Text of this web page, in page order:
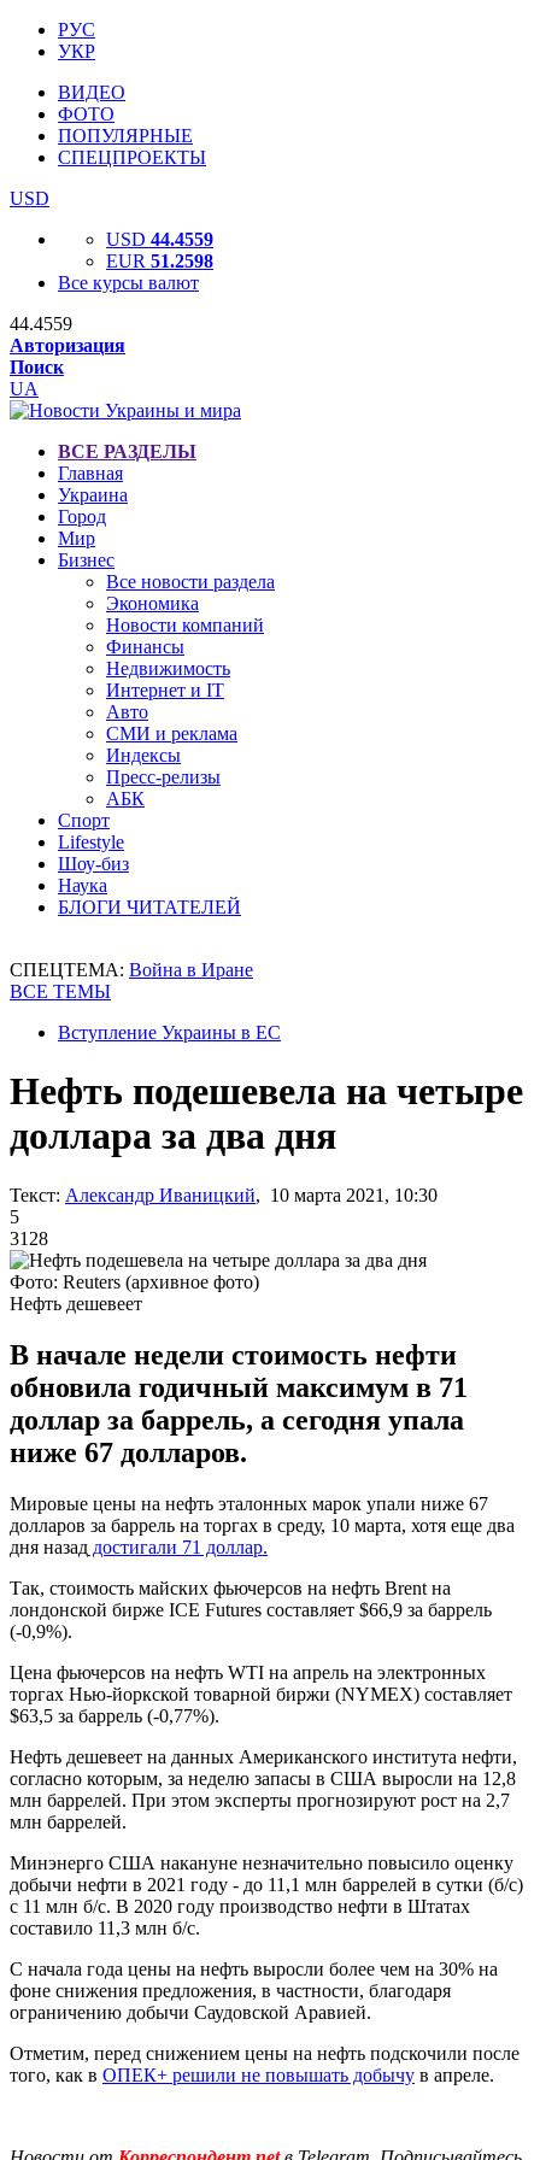
РУС
УКР
ВИДЕО
ФОТО
ПОПУЛЯРНЫЕ
СПЕЦПРОЕКТЫ
USD
USD 44.4559
EUR 51.2598
Все курсы валют
44.4559
Авторизация
Поиск
UA
ВСЕ РАЗДЕЛЫ
Главная
Украина
Город
Мир
Бизнес
Все новости раздела
Экономика
Новости компаний
Финансы
Недвижимость
Интернет и IT
Авто
СМИ и реклама
Индексы
Пресс-релизы
АБК
Спорт
Lifestyle
Шоу-биз
Наука
БЛОГИ ЧИТАТЕЛЕЙ
СПЕЦТЕМА: Война в Иране
ВСЕ ТЕМЫ
Вступление Украины в ЕС
Нефть подешевела на четыре
доллара за два дня
Текст: Александр Иваницкий, 10 марта 2021, 10:30
5
3128
Фото: Reuters (архивное фото)
Нефть дешевеет
В начале недели стоимость нефти
обновила годичный максимум в 71
доллар за баррель, а сегодня упала
ниже 67 долларов.
Мировые цены на нефть эталонных марок упали ниже 67
долларов за баррель на торгах в среду, 10 марта, хотя еще два
дня назад достигали 71 доллар.
Так, стоимость майских фьючерсов на нефть Brent на
лондонской бирже ICE Futures составляет $66,9 за баррель
(-0,9%).
Цена фьючерсов на нефть WTI на апрель на электронных
торгах Нью-йоркской товарной биржи (NYMEX) составляет
$63,5 за баррель (-0,77%).
Нефть дешевеет на данных Американского института нефти,
согласно которым, за неделю запасы в США выросли на 12,8
млн баррелей. При этом эксперты прогнозируют рост на 2,7
млн баррелей.
Минэнерго США накануне незначительно повысило оценку
добычи нефти в 2021 году - до 11,1 млн баррелей в сутки (б/с)
с 11 млн б/с. В 2020 году производство нефти в Штатах
составило 11,3 млн б/с.
С начала года цены на нефть выросли более чем на 30% на
фоне снижения предложения, в частности, благодаря
ограничению добычи Саудовской Аравией.
Отметим, перед снижением цены на нефть подскочили после
того, как в ОПЕК+ решили не повышать добычу в апреле.